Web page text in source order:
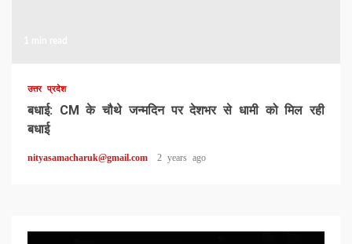
उत्तर प्रदेश
बधाई: CM के चौथे जन्मदिन पर देशभर से धामी को मिल रही
बधाई
nityasamacharuk@gmail.com 2 years ago